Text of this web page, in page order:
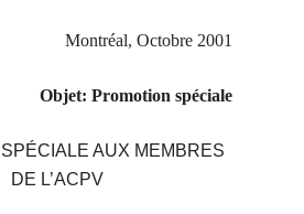
Montréal, Octobre 2001
Objet: Promotion spéciale
AUX MEMBRES
DE L’ACPV